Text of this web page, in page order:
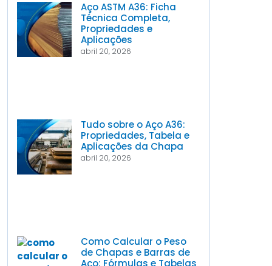
Aço ASTM A36: Ficha
Técnica Completa,
Propriedades e
Aplicações
abril 20, 2026
Tudo sobre o Aço A36:
Propriedades, Tabela e
Aplicações da Chapa
abril 20, 2026
Como Calcular o Peso
de Chapas e Barras de